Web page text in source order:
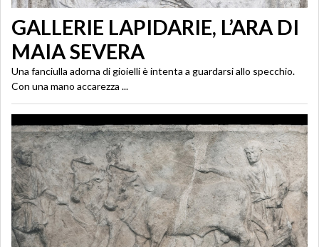
GALLERIE LAPIDARIE, L’ARA DI
MAIA SEVERA
Una fanciulla adorna di gioielli è intenta a guardarsi allo specchio.
Con una mano accarezza ...